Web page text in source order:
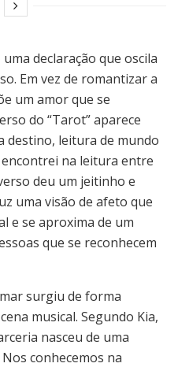
declaração que oscila
Em vez de romantizar a
um amor que se
do “Tarot” aparece
destino, leitura de mundo
na leitura entre
deu um jeitinho e
uma visão de afeto que
e se aproxima de um
que se reconhecem
surgiu de forma
musical. Segundo Kia,
nasceu de uma
conhecemos na